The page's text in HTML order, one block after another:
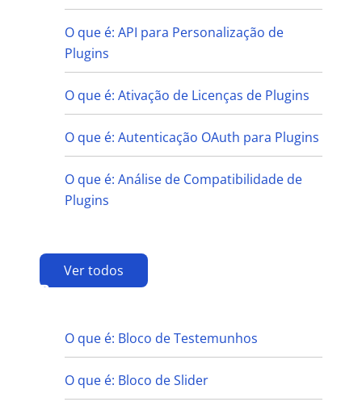
O que é: API para Personalização de
Plugins
O que é: Ativação de Licenças de Plugins
O que é: Autenticação OAuth para Plugins
O que é: Análise de Compatibilidade de
Plugins
Ver todos
B
O que é: Bloco de Testemunhos
O que é: Bloco de Slider